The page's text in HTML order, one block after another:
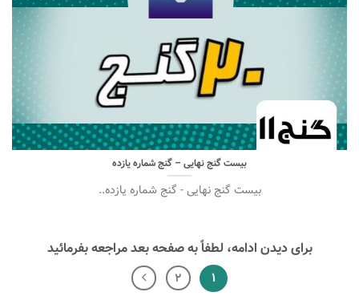
بیست گنج نهایی – گنج شماره یازده
بیست گنج نهایی - گنج شماره یازده..
برای دیدن ادامه، لطفاً به صفحه بعد مراجعه بفرمائید
۱ ۲